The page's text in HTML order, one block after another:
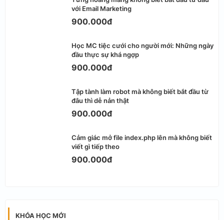
với Email Marketing
900.000đ
Học MC tiệc cưới cho người mới: Những ngày
đầu thực sự khá ngợp
900.000đ
Tập tành làm robot mà không biết bắt đầu từ
đâu thì dễ nản thật
900.000đ
Cảm giác mở file index.php lên mà không biết
viết gì tiếp theo
900.000đ
KHÓA HỌC MỚI